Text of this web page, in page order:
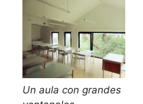
Un aula con grandes